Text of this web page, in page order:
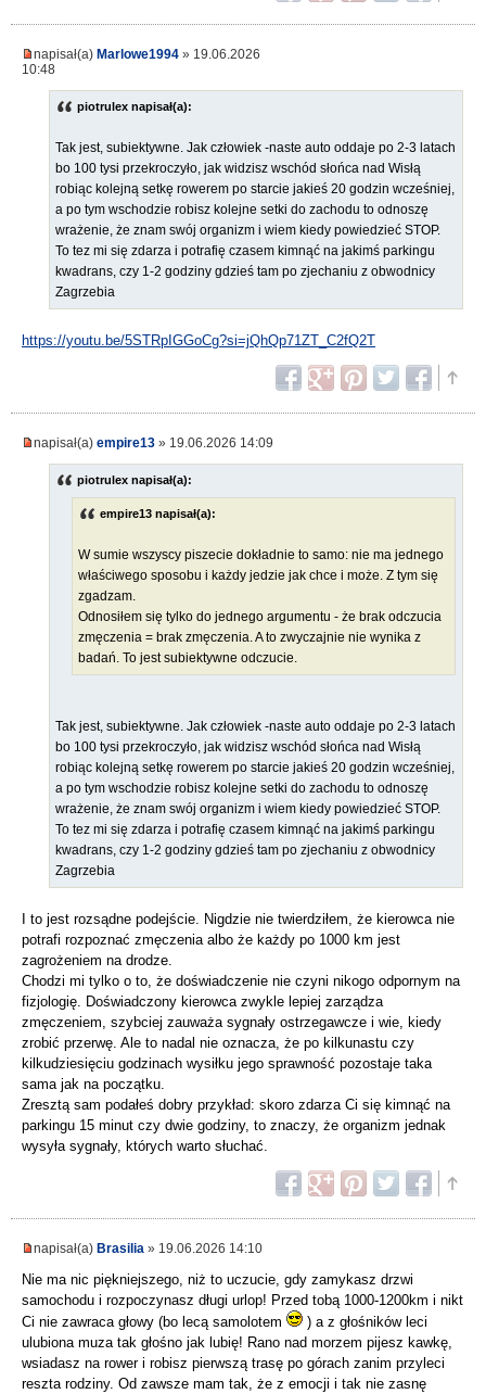
napisał(a) Marlowe1994 » 19.06.2026
10:48
piotrulex napisał(a):
Tak jest, subiektywne. Jak człowiek -naste auto oddaje po 2-3 latach
bo 100 tysi przekroczyło, jak widzisz wschód słońca nad Wisłą
robiąc kolejną setkę rowerem po starcie jakieś 20 godzin wcześniej,
a po tym wschodzie robisz kolejne setki do zachodu to odnoszę
wrażenie, że znam swój organizm i wiem kiedy powiedzieć STOP.
To tez mi się zdarza i potrafię czasem kimnąć na jakimś parkingu
kwadrans, czy 1-2 godziny gdzieś tam po zjechaniu z obwodnicy
Zagrzebia
https://youtu.be/5STRpIGGoCg?si=jQhQp71ZT_C2fQ2T
napisał(a) empire13 » 19.06.2026 14:09
piotrulex napisał(a):
empire13 napisał(a):
W sumie wszyscy piszecie dokładnie to samo: nie ma jednego
właściwego sposobu i każdy jedzie jak chce i może. Z tym się
zgadzam.
Odnosiłem się tylko do jednego argumentu - że brak odczucia
zmęczenia = brak zmęczenia. A to zwyczajnie nie wynika z
badań. To jest subiektywne odczucie.
Tak jest, subiektywne. Jak człowiek -naste auto oddaje po 2-3 latach
bo 100 tysi przekroczyło, jak widzisz wschód słońca nad Wisłą
robiąc kolejną setkę rowerem po starcie jakieś 20 godzin wcześniej,
a po tym wschodzie robisz kolejne setki do zachodu to odnoszę
wrażenie, że znam swój organizm i wiem kiedy powiedzieć STOP.
To tez mi się zdarza i potrafię czasem kimnąć na jakimś parkingu
kwadrans, czy 1-2 godziny gdzieś tam po zjechaniu z obwodnicy
Zagrzebia
I to jest rozsądne podejście. Nigdzie nie twierdziłem, że kierowca nie
potrafi rozpoznać zmęczenia albo że każdy po 1000 km jest
zagrożeniem na drodze.
Chodzi mi tylko o to, że doświadczenie nie czyni nikogo odpornym na
fizjologię. Doświadczony kierowca zwykle lepiej zarządza
zmęczeniem, szybciej zauważa sygnały ostrzegawcze i wie, kiedy
zrobić przerwę. Ale to nadal nie oznacza, że po kilkunastu czy
kilkudziesięciu godzinach wysiłku jego sprawność pozostaje taka
sama jak na początku.
Zresztą sam podałeś dobry przykład: skoro zdarza Ci się kimnąć na
parkingu 15 minut czy dwie godziny, to znaczy, że organizm jednak
wysyła sygnały, których warto słuchać.
napisał(a) Brasilia » 19.06.2026 14:10
Nie ma nic piękniejszego, niż to uczucie, gdy zamykasz drzwi
samochodu i rozpoczynasz długi urlop! Przed tobą 1000-1200km i nikt
Ci nie zawraca głowy (bo lecą samolotem
) a z głośników leci
ulubiona muza tak głośno jak lubię! Rano nad morzem pijesz kawkę,
wsiadasz na rower i robisz pierwszą trasę po górach zanim przyleci
reszta rodziny. Od zawsze mam tak, że z emocji i tak nie zasnę